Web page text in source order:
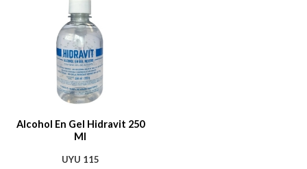
Alcohol En Gel Hidravit 250
Ml
UYU 115